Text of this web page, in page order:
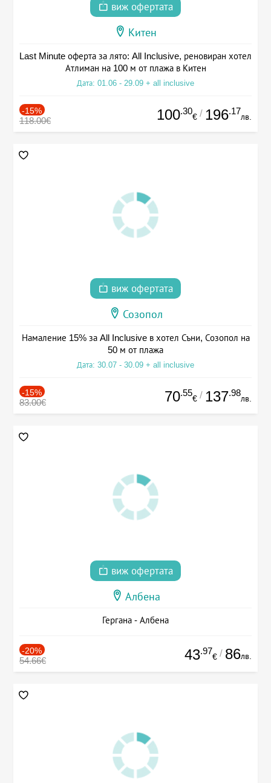
виж офертата
Китен
Last Minute оферта за лято: All Inclusive, реновиран хотел
Атлиман на 100 м от плажа в Китен
Дата: 01.06 - 29.09 + all inclusive
-15%
118.00€ 100.30
€ / 196.17
лв.
виж офертата
Созопол
Намаление 15% за All Inclusive в хотел Съни, Созопол на
50 м от плажа
Дата: 30.07 - 30.09 + all inclusive
-15%
83.00€ 70.55
€ / 137.98
лв.
виж офертата
Албена
Гергана - Албена
-20%
54.66€ 43.97
€ / 86лв.